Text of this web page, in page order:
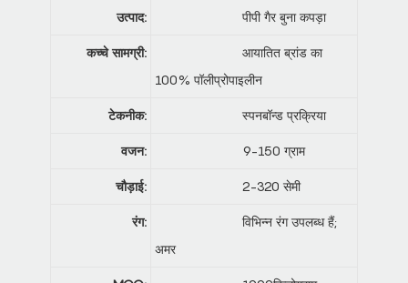
उत्पाद: पीपी गैर बुना कपड़ा
कच्चे सामग्री:
आयातित ब्रांड का
100% पॉलीप्रोपाइलीन
टेकनीक: स्पनबॉन्ड प्रक्रिया
वजन: 9-150 ग्राम
चौड़ाई: 2-320 सेमी
रंग:
विभिन्न रंग उपलब्ध हैं;
अमर